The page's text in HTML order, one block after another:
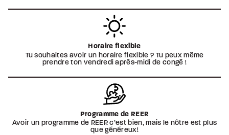
Horaire flexible
Tu souhaites avoir un horaire flexible ? Tu peux même
prendre ton vendredi après-midi de congé !
Programme de REER
Avoir un programme de REER c’est bien, mais le nôtre est plus
que généreux!